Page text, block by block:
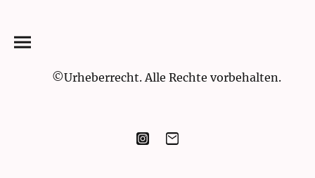
©Urheberrecht. Alle Rechte vorbehalten.